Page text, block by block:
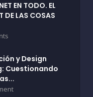
EN TODO. EL
DE LAS COSAS
y Design
Cuestionando